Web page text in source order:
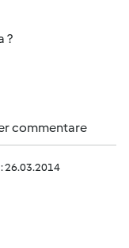
?
commentare
26.03.2014